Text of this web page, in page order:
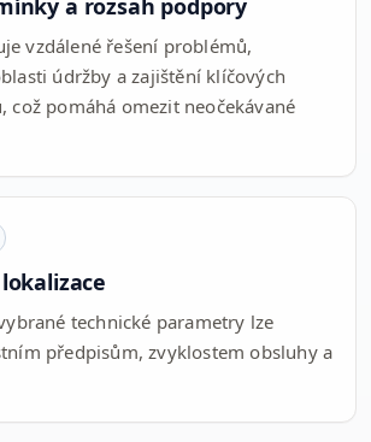
a rozsah podpory
vzdálené řešení problémů,
údržby a zajištění klíčových
což pomáhá omezit neočekávané
technické parametry lze
předpisům, zvyklostem obsluhy a